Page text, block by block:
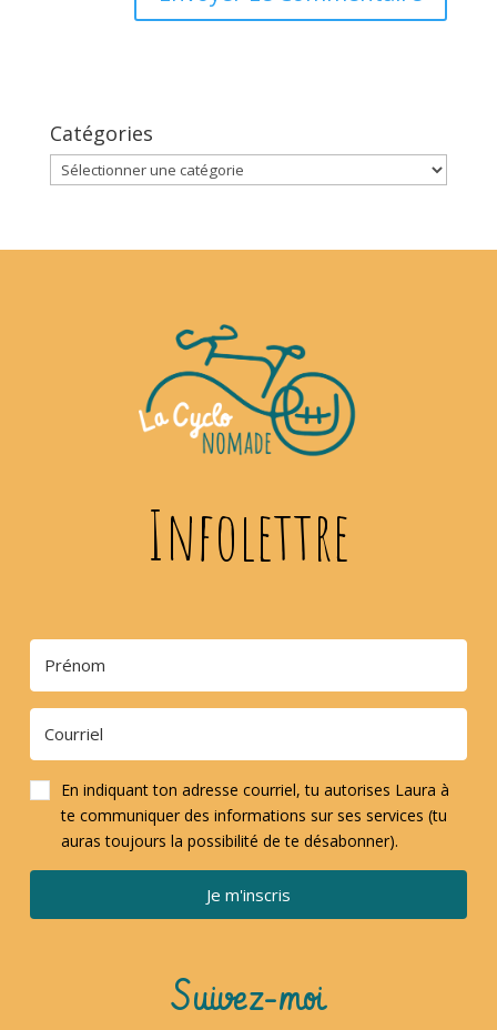
Catégories
Catégories
Infolettre
En indiquant ton adresse courriel, tu autorises Laura à
te communiquer des informations sur ses services (tu
auras toujours la possibilité de te désabonner).
Je m'inscris
Suivez-moi